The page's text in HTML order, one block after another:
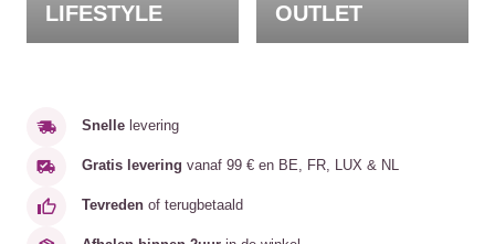
LIFESTYLE OUTLET
Snelle levering
Gratis levering vanaf 99 € en BE, FR, LUX & NL
Tevreden of terugbetaald